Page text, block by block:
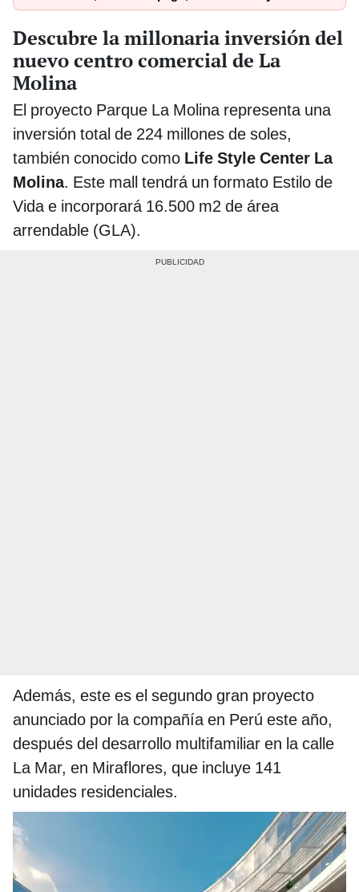
Descubre la millonaria inversión del
nuevo centro comercial de La
Molina
El proyecto Parque La Molina representa una
inversión total de 224 millones de soles,
también conocido como Life Style Center La
Molina. Este mall tendrá un formato Estilo de
Vida e incorporará 16.500 m2 de área
arrendable (GLA).
Además, este es el segundo gran proyecto
anunciado por la compañía en Perú este año,
después del desarrollo multifamiliar en la calle
La Mar, en Miraflores, que incluye 141
unidades residenciales.